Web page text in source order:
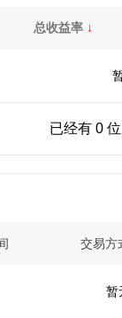
总收益率 ↓
已经有 0
交易方
暂